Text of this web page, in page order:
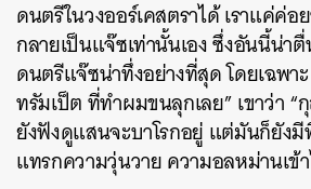
ดนตรีในวงออร์เคสตราได้ เราแค่ค่
กลายเป็นแจ๊ซเท่านั้นเอง ซึ่งอันนี้น่า
ดนตรีแจ๊ซน่าทึ่งอย่างที่สุด โดยเฉพา
ทรัมเป็ต ที่ทำผมขนลุกเลย” เขาว่า
ยังฟังดูแสนจะบาโรกอยู่ แต่มันก็ยัง
แทรกความวุ่นวาย ความอลหม่านเข้